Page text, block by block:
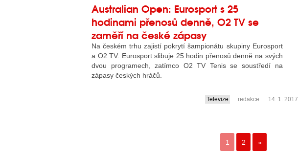
Australian Open: Eurosport s 25
hodinami přenosů denně, O2 TV se
zaměří na české zápasy
Na českém trhu zajistí pokrytí šampionátu skupiny Eurosport
a O2 TV. Eurosport slibuje 25 hodin přenosů denně na svých
dvou programech, zatímco O2 TV Tenis se soustředí na
zápasy českých hráčů.
Televize redakce 14. 1. 2017
1 2 »